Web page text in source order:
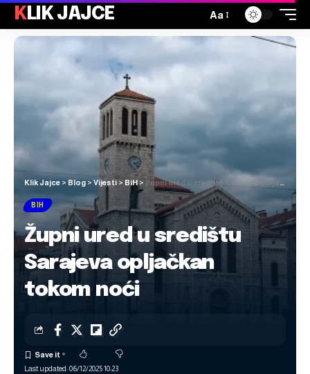
KLIK JAJCE Aa
Klik Jajce > Blog > Vijesti > BiH> Župni ured u središtu Sarajeva opljačkan tokom noći
BIH
Župni ured u središtu
Sarajeva opljačkan
tokom noći
Last updated: 06/12/2025 10:23